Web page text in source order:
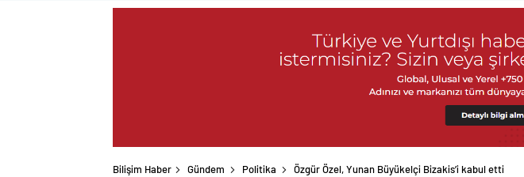
Bilişim Haber Gündem Politika Özgür Özel, Yunan Büyükelçi Bizakis’i kabul etti